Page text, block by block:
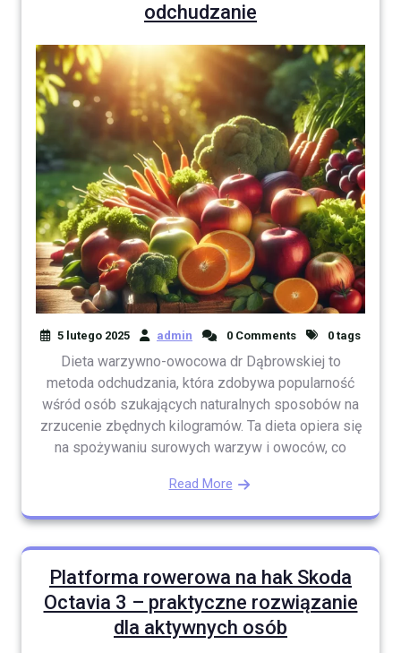
odchudzanie
5 lutego 2025 admin 0 Comments 0 tags
Dieta warzywno-owocowa dr Dąbrowskiej to
metoda odchudzania, która zdobywa popularność
wśród osób szukających naturalnych sposobów na
zrzucenie zbędnych kilogramów. Ta dieta opiera się
na spożywaniu surowych warzyw i owoców, co
Read More
Platforma rowerowa na hak Skoda
Octavia 3 – praktyczne rozwiązanie
dla aktywnych osób